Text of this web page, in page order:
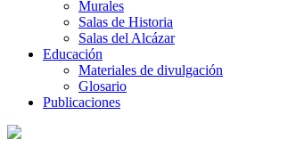
Murales
Salas de Historia
Salas del Alcázar
Educación
Materiales de divulgación
Glosario
Publicaciones